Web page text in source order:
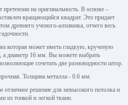
на оригинальность. В основе –
вращающийся квадрат. Это придает
древнего ученого-алхимика, отчего весь
которая может иметь гладкую, крученую
а диаметр 16 мм. Вы можете выбрать
сочетать две разновидности штор.
Толщина металла - 0.6 мм.
решение для невысокого потолка и
из тонкой и легкой ткани.